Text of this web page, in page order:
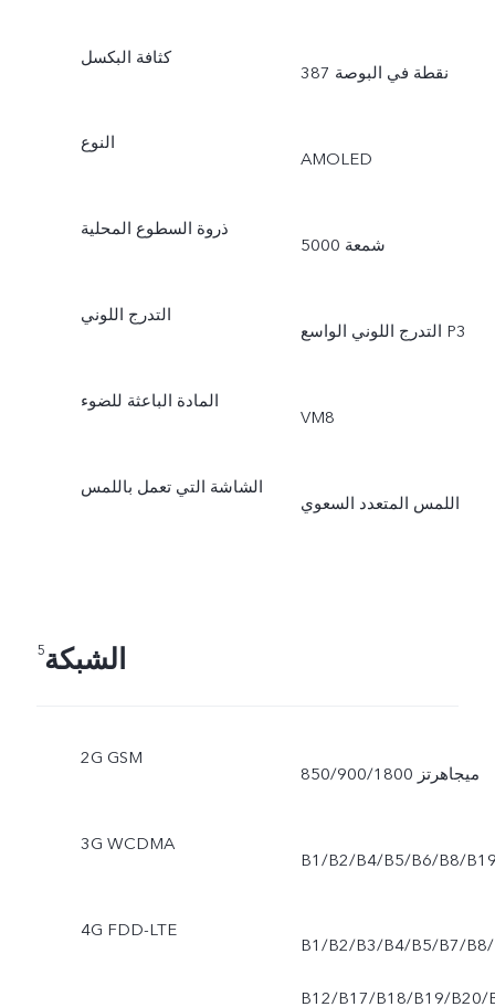
كثافة البكسل
النوع
AMOLED
ذروة السطوع المحلية
5000 شمعة
التدرج اللوني
التدرج اللوني الواسع P3
المادة الباعثة للضوء
VM8
الشاشة التي تعمل باللمس
اللمس المتعدد السعوي
الشبكة5
2G GSM
850/900/1800 ميجاهرتز
3G WCDMA
B1/B2/B4/B5/B6/B8/
4G FDD-LTE
B1/B2/B3/B4/B5/B7/B8/
B12/B17/B18/B19/B20/